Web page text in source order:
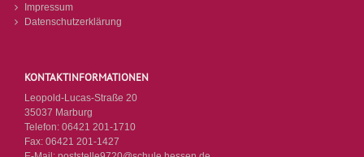
Impressum
Datenschutzerklärung
KONTAKTINFORMATIONEN
Leopold-Lucas-Straße 20
35037 Marburg
Telefon: 06421 201-1710
Fax: 06421 201-1427